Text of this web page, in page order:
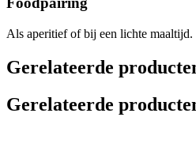
Als aperitief of bij een lichte maaltijd.
Gerelateerde
Gerelateerde